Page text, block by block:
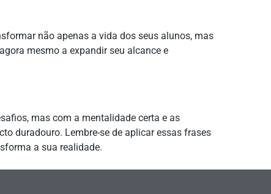
não apenas a vida dos seus alunos, mas
mesmo a expandir seu alcance e
mas com a mentalidade certa e as
duradouro. Lembre-se de aplicar essas frases
a sua realidade.